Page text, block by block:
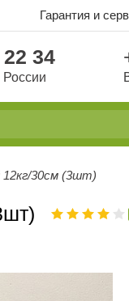
Гарантия и
34
30см (3шт)